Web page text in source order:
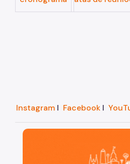
InstagramI FacebookI
São Paulo, cidade